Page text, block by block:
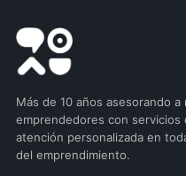
Más de 10 años asesorando a
emprendedores con servicios
atención personalizada en
del emprendimiento.